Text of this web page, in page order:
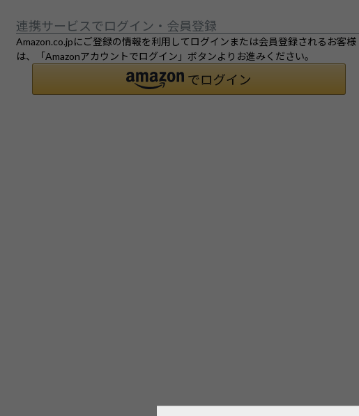
連携サービスでログイン・会員登録
Amazon.co.jpにご登録の情報を利用してログインまたは会員登録されるお客様
は、「Amazonアカウントでログイン」ボタンよりお進みください。